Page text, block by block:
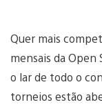
Quer mais
mensais da Open
o lar de todo o
torneios estão